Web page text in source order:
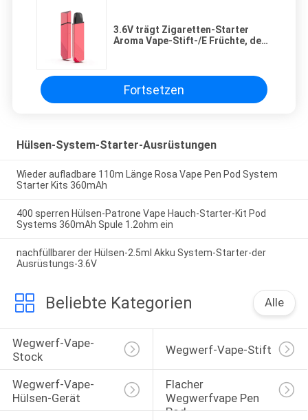
3.6V trägt Zigaretten-Starter
Aroma Vape-Stift-/E Früchte, den
Fortsetzen
Hülsen-System-Starter-Ausrüstungen
Wieder aufladbare 110m Länge Rosa Vape Pen Pod System
Starter Kits 360mAh
400 sperren Hülsen-Patrone Vape Hauch-Starter-Kit Pod
Systems 360mAh Spule 1.2ohm ein
nachfüllbarer der Hülsen-2.5ml Akku System-Starter-der
Ausrüstungs-3.6V
Beliebte Kategorien Alle
Wegwerf-Vape-
Stock
Wegwerf-Vape-Stift
Wegwerf-Vape-
Hülsen-Gerät
Flacher
Wegwerfvape Pen
Pod